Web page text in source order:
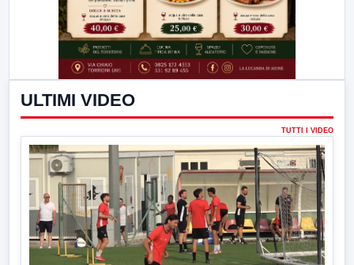
ULTIMI VIDEO
TUTTI I VIDEO